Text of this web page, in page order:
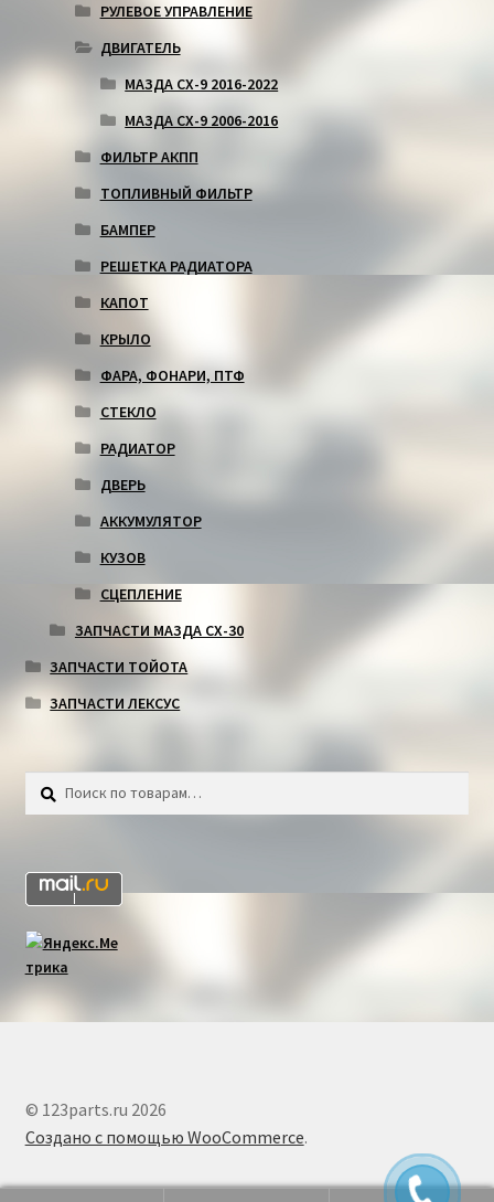
РУЛЕВОЕ УПРАВЛЕНИЕ
ДВИГАТЕЛЬ
МАЗДА СХ-9 2016-2022
МАЗДА СХ-9 2006-2016
ФИЛЬТР АКПП
ТОПЛИВНЫЙ ФИЛЬТР
БАМПЕР
РЕШЕТКА РАДИАТОРА
КАПОТ
КРЫЛО
ФАРА, ФОНАРИ, ПТФ
СТЕКЛО
РАДИАТОР
ДВЕРЬ
АККУМУЛЯТОР
КУЗОВ
СЦЕПЛЕНИЕ
ЗАПЧАСТИ МАЗДА СХ-30
ЗАПЧАСТИ ТОЙОТА
ЗАПЧАСТИ ЛЕКСУС
Искать:
Поиск
© 123parts.ru 2026
Создано с помощью WooCommerce.